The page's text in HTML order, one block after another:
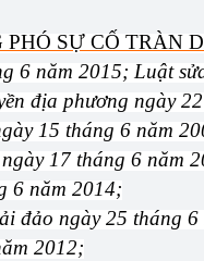
SỰ CỐ TRÀN
6 năm 2015; Luật
địa phương ngày
15 tháng 6 năm
17 tháng 6 năm
6 năm 2014;
đảo ngày 25 tháng
2012;